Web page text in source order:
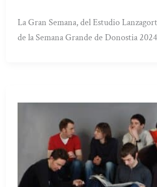
La Gran Semana, del Estudio
de la Semana Grande de Donostia 2024